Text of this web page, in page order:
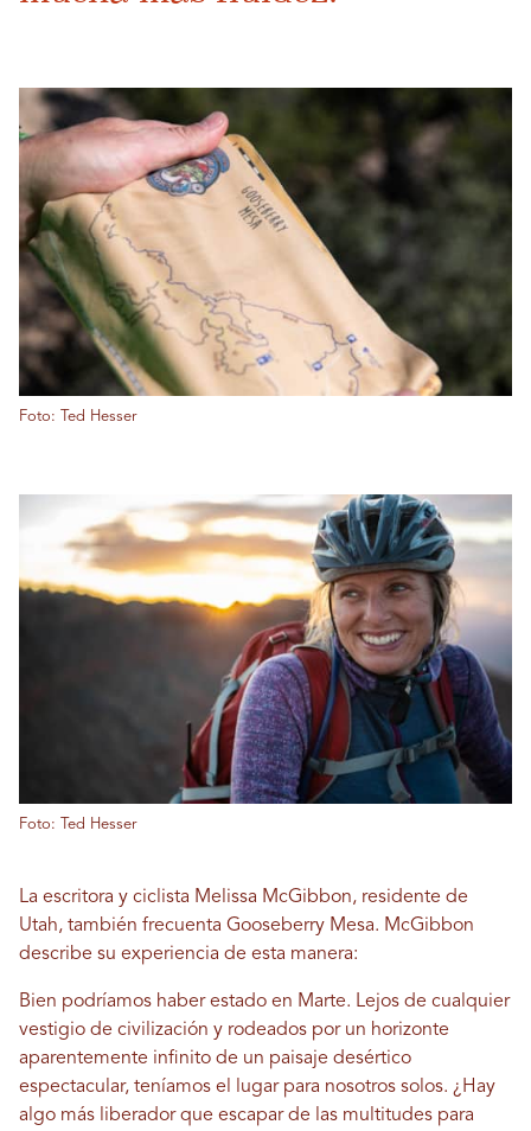
Foto: Ted Hesser
Foto: Ted Hesser
La escritora y ciclista Melissa McGibbon, residente de
Utah, también frecuenta Gooseberry Mesa. McGibbon
describe su experiencia de esta manera:
Bien podríamos haber estado en Marte. Lejos de cualquier
vestigio de civilización y rodeados por un horizonte
aparentemente infinito de un paisaje desértico
espectacular, teníamos el lugar para nosotros solos. ¿Hay
algo más liberador que escapar de las multitudes para